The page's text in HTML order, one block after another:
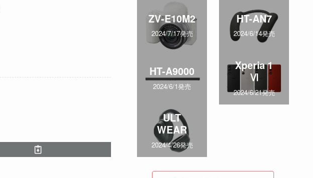
ZV-E10M2
2024/7/17発売
HT-AN7
2024/6/14発売
HT-A9000
2024/6/1発売
Xperia 1
Ⅵ
2024/6/21発売
ULT
WEAR
2024/4/26発売